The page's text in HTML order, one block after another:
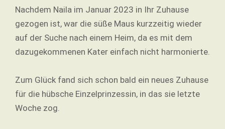
Nachdem Naila im Januar 2023 in Ihr Zuhause
gezogen ist, war die süße Maus kurzzeitig wieder
auf der Suche nach einem Heim, da es mit dem
dazugekommenen Kater einfach nicht harmonierte.
Zum Glück fand sich schon bald ein neues Zuhause
für die hübsche Einzelprinzessin, in das sie letzte
Woche zog.